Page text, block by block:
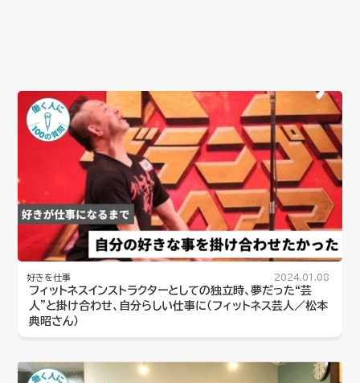
好きを仕事 2024.01.08
フィットネスインストラクターとしての独立時、夢だった“芸
人”と掛け合わせ、自分らしい仕事に（フィットネス芸人／松本
典昭さん）